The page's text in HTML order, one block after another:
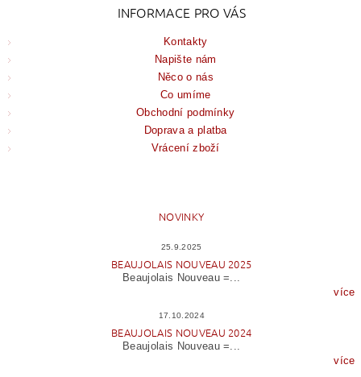
INFORMACE PRO VÁS
Kontakty
Napište nám
Něco o nás
Co umíme
Obchodní podmínky
Doprava a platba
Vrácení zboží
NOVINKY
25.9.2025
BEAUJOLAIS NOUVEAU 2025
Beaujolais Nouveau =...
více
17.10.2024
BEAUJOLAIS NOUVEAU 2024
Beaujolais Nouveau =...
více